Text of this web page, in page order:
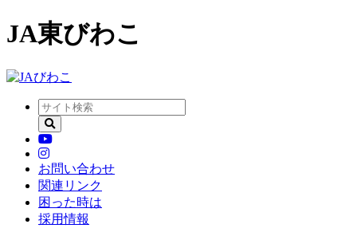
JA東びわこ
お問い合わせ
関連リンク
困った時は
採用情報